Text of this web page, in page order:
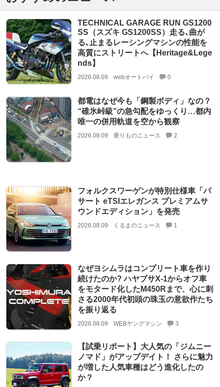
TECHNICAL GARAGE RUN GS1200
SS（スズキ GS1200SS）走る､曲が
る､止まるレーシングマシンの性能を
高質にストリートへ【Heritage&Lege
nds】
2026.08.09 webオートバイ 0
都電はなぜ今も「鋼製ボディ」なの？
“碓氷峠級”の急勾配をゆっくり…都内
唯一の併用軌道を空から観察
2026.08.09 乗りものニュース 2
フォルクスワーゲンが特別仕様車「パ
サート eTSIエレガンス プレミアムサ
ウンドエディション」を発売
2026.08.09 くるまのニュース 1
なぜヨシムラはコンプリート車を作り
続けたのか? ハヤブサX-1からオフ車
をモタード化したM450Rまで、心に刺
さる2000年代初頭の珠玉の意欲作たち
を振り返る
2026.08.09 WEBヤングマシン 3
【試乗リポート】大人気の「ジムニー
ノマド」がアップデイト！ さらに魅力
が増した人気車種はどう進化したの
か？